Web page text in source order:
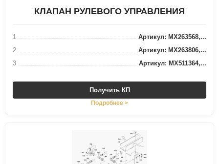
КЛАПАН РУЛЕВОГО УПРАВЛЕНИЯ
1
Артикул: MX263568,...
2
Артикул: MX263806,...
3
Артикул: MX511364,...
Получить КП
Подробнее >